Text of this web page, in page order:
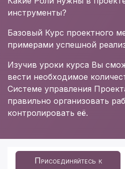
инструменты?
Базовый Курс проектного
примерами успешной
Изучив уроки курса Вы
вести необходимое
Системе управления
правильно организовать
контролировать её.
Присоединяйтесь к